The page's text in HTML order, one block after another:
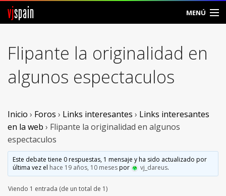
vjspain MENÚ
Foros
Noticias
Vjspain
Ayuda
Contacto
Flipante la originalidad en
algunos espectaculos
Inicio › Foros › Links interesantes › Links interesantes
en la web › Flipante la originalidad en algunos
espectaculos
Este debate tiene 0 respuestas, 1 mensaje y ha sido actualizado por
última vez el hace 19 años, 10 mesespor vj_dareus.
Viendo 1 entrada (de un total de 1)